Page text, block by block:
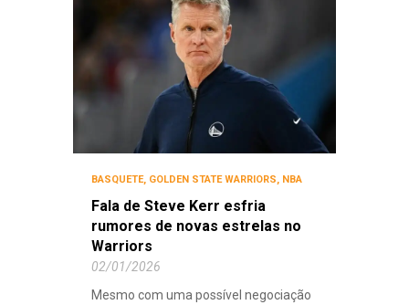
BASQUETE, GOLDEN STATE WARRIORS, NBA
Fala de Steve Kerr esfria
rumores de novas estrelas no
Warriors
02/01/2026
Mesmo com uma possível negociação